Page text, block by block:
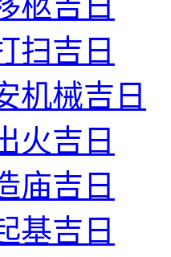
扫吉日
机械吉日
火吉日
庙吉日
基吉日